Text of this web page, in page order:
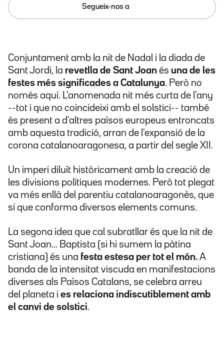
Segueix-nos a
Conjuntament amb la nit de Nadal i la diada de
Sant Jordi, la revetlla de Sant Joan és una de les
festes més significades a Catalunya. Però no
només aquí. L'anomenada nit més curta de l'any
--tot i que no coincideixi amb el solstici-- també
és present a d'altres països europeus entroncats
amb aquesta tradició, arran de l'expansió de la
corona catalanoaragonesa, a partir del segle XII.
Un imperi diluït històricament amb la creació de
les divisions polítiques modernes. Però tot plegat
va més enllà del parentiu catalanoaragonès, que
sí que conforma diversos elements comuns.
La segona idea que cal subratllar és que la nit de
Sant Joan... Baptista (si hi sumem la pàtina
cristiana) és una festa estesa per tot el món. A
banda de la intensitat viscuda en manifestacions
diverses als Països Catalans, se celebra arreu
del planeta i es relaciona indiscutiblement amb
el canvi de solstici.